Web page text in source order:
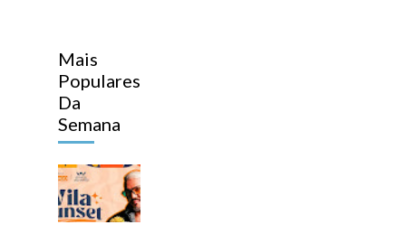
Mais
Populares
Da
Semana